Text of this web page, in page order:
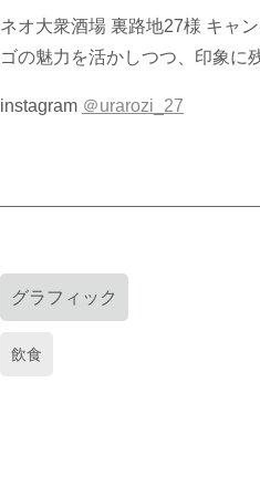
ネオ大衆酒場 裏路地27様 キャ
ゴの魅力を活かしつつ、印象に
instagram ＠urarozi_27
グラフィック
飲食